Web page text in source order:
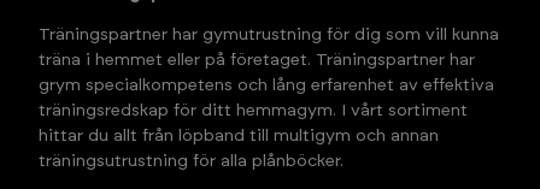
Träningspartner har gymutrustning för dig som vill kunna
träna i hemmet eller på företaget. Träningspartner har
grym specialkompetens och lång erfarenhet av effektiva
träningsredskap för ditt hemmagym. I vårt sortiment
hittar du allt från löpband till multigym och annan
träningsutrustning för alla plånböcker.